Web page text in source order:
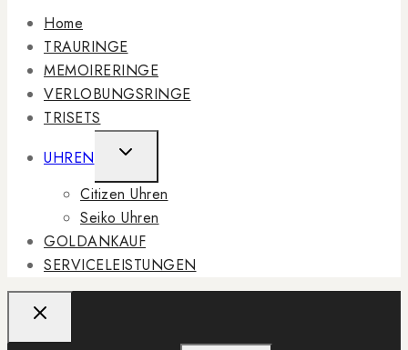
Home
TRAURINGE
MEMOIRERINGE
VERLOBUNGSRINGE
TRISETS
UHREN
TOGGLE
CHILD
MENU
Citizen Uhren
Seiko Uhren
GOLDANKAUF
SERVICELEISTUNGEN